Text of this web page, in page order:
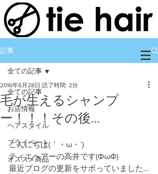
記事
全ての記事
お店情報
ヘアスタイル
プライベート
オススメ商品
全ての記事
毛が生えるシャンプ
ー！！！その後…
2016年6月28日 読了時間: 2分
こんにちは(｀・ω・´)ゞ
ティエヘアーの高井です(ΦωΦ)
最近ブログの更新をサボっていました…